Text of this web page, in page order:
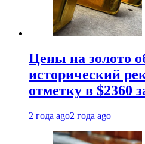
Цены на золото
исторический
отметку в $2360
2 года ago2 года ago